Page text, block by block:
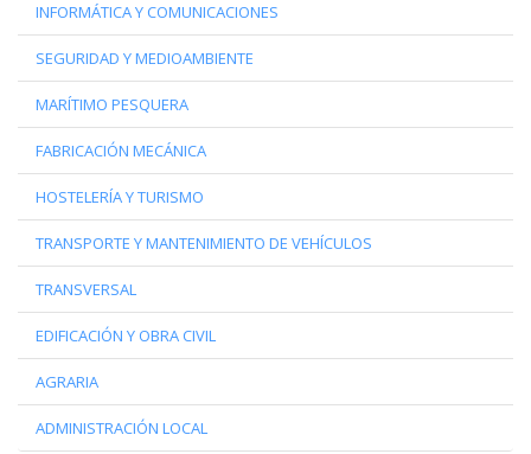
INFORMÁTICA Y COMUNICACIONES
SEGURIDAD Y MEDIOAMBIENTE
MARÍTIMO PESQUERA
FABRICACIÓN MECÁNICA
HOSTELERÍA Y TURISMO
TRANSPORTE Y MANTENIMIENTO DE VEHÍCULOS
TRANSVERSAL
EDIFICACIÓN Y OBRA CIVIL
AGRARIA
ADMINISTRACIÓN LOCAL